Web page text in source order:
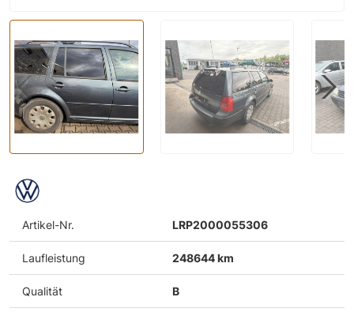
Artikel-Nr. LRP2000055306
Laufleistung 248644 km
Qualität B